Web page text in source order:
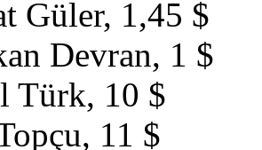
Güler, 1,45 $
Devran, 1 $
Türk, 10 $
11 $